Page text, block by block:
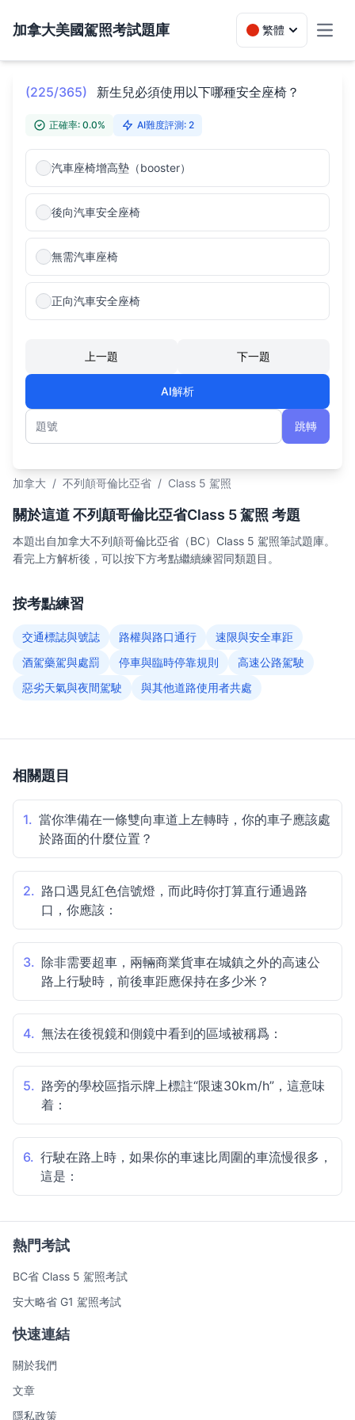
加拿大美國駕照考試題庫 繁體
(225/365) 新生兒必須使用以下哪種安全座椅？
正確率: 0.0% AI難度評測: 2
汽車座椅增高墊（booster）
後向汽車安全座椅
無需汽車座椅
正向汽車安全座椅
上一題 下一題
AI解析
題號
跳轉
加拿大 / 不列顛哥倫比亞省 / Class 5 駕照
關於這道 不列顛哥倫比亞省Class 5 駕照 考題
本題出自加拿大不列顛哥倫比亞省（BC）Class 5 駕照筆試題庫。
看完上方解析後，可以按下方考點繼續練習同類題目。
按考點練習
交通標誌與號誌 路權與路口通行
速限與安全車距
酒駕藥駕與處罰
停車與臨時停靠規則
高速公路駕駛
惡劣天氣與夜間駕駛
與其他道路使用者共處
相關題目
1. 當你準備在一條雙向車道上左轉時，你的車子應該處
於路面的什麼位置？
2. 路口遇見紅色信號燈，而此時你打算直行通過路
口，你應該：
3. 除非需要超車，兩輛商業貨車在城鎮之外的高速公
路上行駛時，前後車距應保持在多少米？
4. 無法在後視鏡和側鏡中看到的區域被稱爲：
5. 路旁的學校區指示牌上標註“限速30km/h”，這意味
着：
6. 行駛在路上時，如果你的車速比周圍的車流慢很多，
這是：
熱門考試
BC省 Class 5 駕照考試
安大略省 G1 駕照考試
快速連結
關於我們
文章
隱私政策